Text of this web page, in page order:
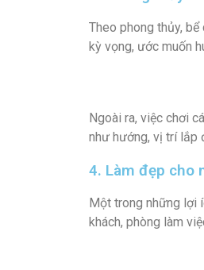
Theo phong thủy,
kỳ vọng, ước muốn
Ngoài ra, việc chơi
như hướng, vị trí lắp
4. Làm đẹp cho
Một trong những lợi
khách, phòng làm